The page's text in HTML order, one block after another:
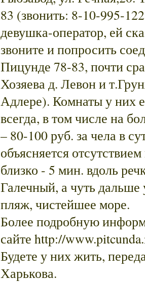
83 (звонить: 8-10-995-
девушка-оператор, ей
звоните и попросить
Пицунде 78-83, почти
Хозяева д. Левон и
Адлере). Комнаты у них
всегда, в том числе на
– 80-100 руб. за чела в
объясняется
близко - 5 мин. вдоль
Галечный, а чуть
пляж, чистейшее море.
Более подробную
сайте http://
Будете у них жить,
Харькова.